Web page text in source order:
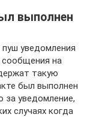
выполнен
уведомления
на
такую
был выполнен
за уведомление,
случаях когда